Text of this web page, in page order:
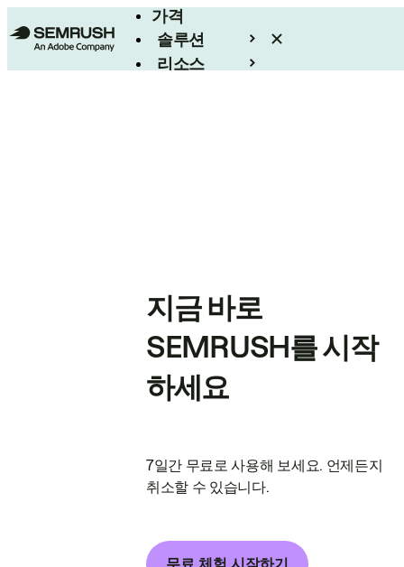
가격
솔루션
리소스
지금 바로
SEMRUSH를 시작
하세요
7일간 무료로 사용해 보세요. 언제든지
취소할 수 있습니다.
무료 체험 시작하기